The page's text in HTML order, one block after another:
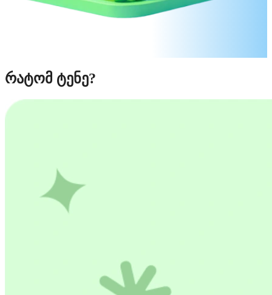
რატომ ტენე?